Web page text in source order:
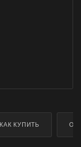
КАК КУПИТЬ